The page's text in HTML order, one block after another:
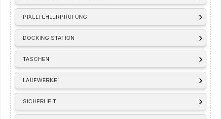
PIXELFEHLERPRÜFUNG
DOCKING STATION
TASCHEN
LAUFWERKE
SICHERHEIT